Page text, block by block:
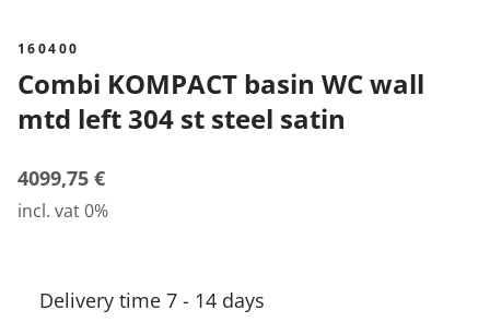
160400
Combi KOMPACT basin WC wall
mtd left 304 st steel satin
4099,75 €
incl. vat 0%
Delivery time 7 - 14 days